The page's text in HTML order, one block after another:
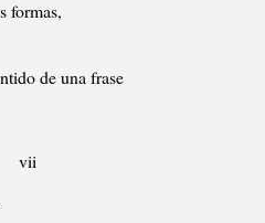
de una frase
vii